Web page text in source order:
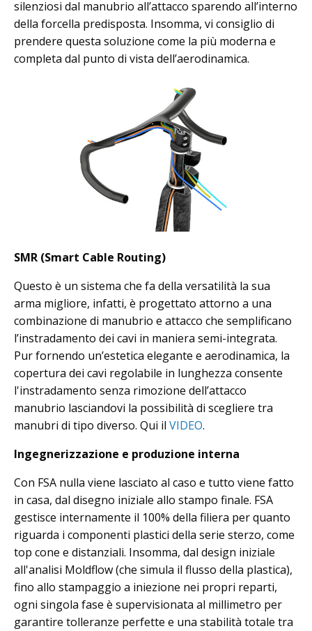
silenziosi dal manubrio all’attacco sparendo all’interno
della forcella predisposta. Insomma, vi consiglio di
prendere questa soluzione come la più moderna e
completa dal punto di vista dell’aerodinamica.
SMR (Smart Cable Routing)
Questo è un sistema che fa della versatilità la sua
arma migliore, infatti, è progettato attorno a una
combinazione di manubrio e attacco che semplificano
l’instradamento dei cavi in maniera semi-integrata.
Pur fornendo un’estetica elegante e aerodinamica, la
copertura dei cavi regolabile in lunghezza consente
l'instradamento senza rimozione dell’attacco
manubrio lasciandovi la possibilità di scegliere tra
manubri di tipo diverso. Qui il VIDEO.
Ingegnerizzazione e produzione interna
Con FSA nulla viene lasciato al caso e tutto viene fatto
in casa, dal disegno iniziale allo stampo finale. FSA
gestisce internamente il 100% della filiera per quanto
riguarda i componenti plastici della serie sterzo, come
top cone e distanziali. Insomma, dal design iniziale
all'analisi Moldflow (che simula il flusso della plastica),
fino allo stampaggio a iniezione nei propri reparti,
ogni singola fase è supervisionata al millimetro per
garantire tolleranze perfette e una stabilità totale tra